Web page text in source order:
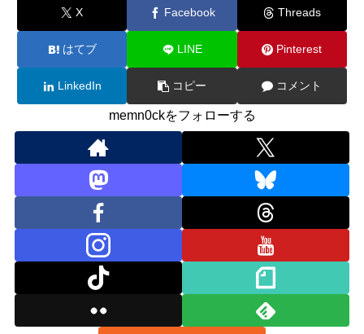
X Facebook Threads
はてブ LINE Pinterest
LinkedIn コピー コメント
memn0ckをフォローする